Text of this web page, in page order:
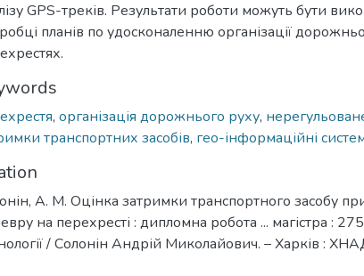
GPS-треків. Результати роботи можуть бути
планів по удосконаленню організації
, організація дорожнього руху,
транспортних засобів, гео-інформаційні
А. М. Оцінка затримки транспортного засобу
на перехресті : дипломна робота ... магістра :
/ Солонін Андрій Миколайович. – Харків :